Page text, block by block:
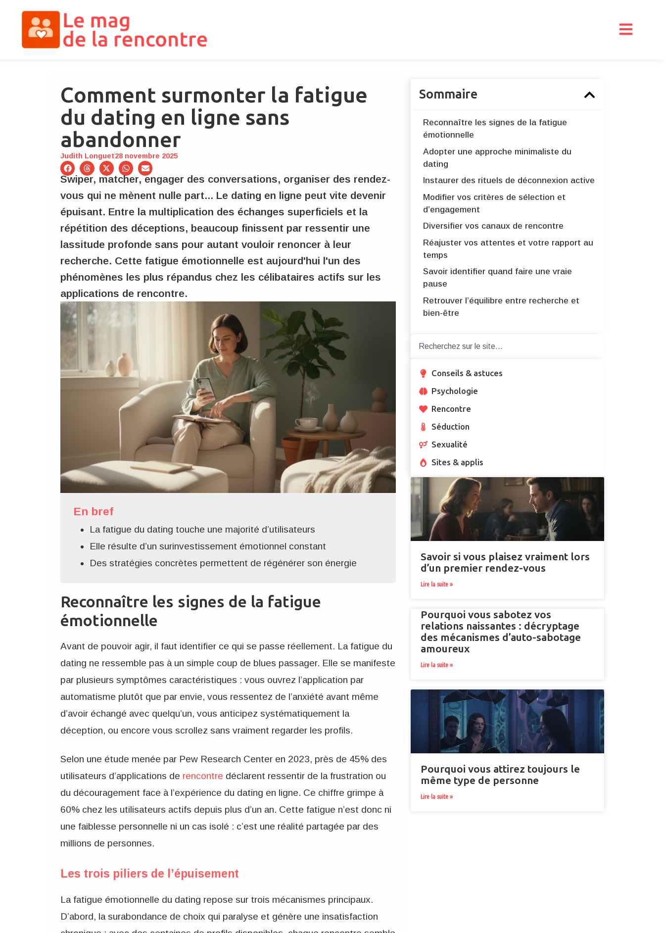
Comment surmonter la fatigue
du dating en ligne sans
abandonner
Judith Longuet28 novembre 2025
Swiper, matcher, engager des conversations, organiser des rendez-
vous qui ne mènent nulle part... Le dating en ligne peut vite devenir
épuisant. Entre la multiplication des échanges superficiels et la
répétition des déceptions, beaucoup finissent par ressentir une
lassitude profonde sans pour autant vouloir renoncer à leur
recherche. Cette fatigue émotionnelle est aujourd'hui l'un des
phénomènes les plus répandus chez les célibataires actifs sur les
applications de rencontre.
En bref
La fatigue du dating touche une majorité d’utilisateurs
Elle résulte d’un surinvestissement émotionnel constant
Des stratégies concrètes permettent de régénérer son énergie
Reconnaître les signes de la fatigue
émotionnelle
Avant de pouvoir agir, il faut identifier ce qui se passe réellement. La fatigue du
dating ne ressemble pas à un simple coup de blues passager. Elle se manifeste
par plusieurs symptômes caractéristiques : vous ouvrez l’application par
automatisme plutôt que par envie, vous ressentez de l’anxiété avant même
d’avoir échangé avec quelqu’un, vous anticipez systématiquement la
déception, ou encore vous scrollez sans vraiment regarder les profils.
Selon une étude menée par Pew Research Center en 2023, près de 45% des
utilisateurs d’applications de rencontre déclarent ressentir de la frustration ou
du découragement face à l’expérience du dating en ligne. Ce chiffre grimpe à
60% chez les utilisateurs actifs depuis plus d’un an. Cette fatigue n’est donc ni
une faiblesse personnelle ni un cas isolé : c’est une réalité partagée par des
millions de personnes.
Les trois piliers de l’épuisement
La fatigue émotionnelle du dating repose sur trois mécanismes principaux.
D’abord, la surabondance de choix qui paralyse et génère une insatisfaction
Sommaire
Reconnaître les signes de la fatigue
émotionnelle
Adopter une approche minimaliste du
dating
Instaurer des rituels de déconnexion active
Modifier vos critères de sélection et
d’engagement
Diversifier vos canaux de rencontre
Réajuster vos attentes et votre rapport au
temps
Savoir identifier quand faire une vraie
pause
Retrouver l’équilibre entre recherche et
bien-être
Conseils & astuces
Psychologie
Rencontre
Séduction
Sexualité
Sites & applis
Savoir si vous plaisez vraiment lors
d’un premier rendez-vous
Lire la suite »
Pourquoi vous sabotez vos
relations naissantes : décryptage
des mécanismes d’auto-sabotage
amoureux
Lire la suite »
Pourquoi vous attirez toujours le
même type de personne
Lire la suite »